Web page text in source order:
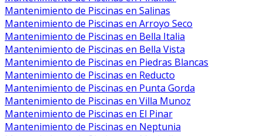
Mantenimiento de Piscinas en Salinas
Mantenimiento de Piscinas en Arroyo Seco
Mantenimiento de Piscinas en Bella Italia
Mantenimiento de Piscinas en Bella Vista
Mantenimiento de Piscinas en Piedras Blancas
Mantenimiento de Piscinas en Reducto
Mantenimiento de Piscinas en Punta Gorda
Mantenimiento de Piscinas en Villa Munoz
Mantenimiento de Piscinas en El Pinar
Mantenimiento de Piscinas en Neptunia